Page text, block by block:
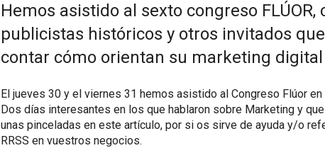
Hemos asistido al sexto congreso FLÚOR,
publicistas históricos y otros invitados
contar cómo orientan su marketing digital
El jueves 30 y el viernes 31 hemos asistido al Congreso Flúor
Dos días interesantes en los que hablaron sobre Marketing y
unas pinceladas en este artículo, por si os sirve de ayuda y/o
RRSS en vuestros negocios.